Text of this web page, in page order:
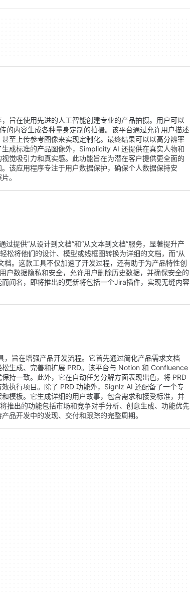
旨在使用先进的人工智能创建专业的产品拍摄。用户可以
的内容生成各种量身定制的拍摄。该平台通过允许用户描述
至上传参考图像来实现定制化。最终结果可以以高分辨率
成标准的产品图像外，Simplicity AI 还提供在真实人物和
觉吸引力和真实感。此功能旨在为潜在客户提供更全面的
该应用程序专注于用户数据保护，确保个人数据保持安
。
提供“从设计到文档”和“从文本到文档”服务，显著提升产
松将他们的设计、模型或线框图转换为详细的文档，而“从
档。这款工具不仅加速了开发过程，还有助于为产品特性创
户数据隐私和安全，允许用户删除历史数据，并确保安全的
闻名，即将推出的更新将包括一个Jira插件，实现无缝内容
旨在增强产品开发流程。它首先通过简化产品需求文档
松生成、完善和扩展 PRD。该平台与 Notion 和 Confluence
持一致。此外，它在自动任务分解方面表现出色，将 PRD
执行项目。除了 PRD 功能外，Signlz AI 还配备了一个专
模板。它生成详细的用户故事，包含需求和接受标准，并
推出的功能包括市场和竞争对手分析、创意生成、功能优先
品开发中的发现、交付和跟踪的完整周期。